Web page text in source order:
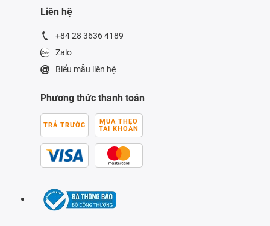
Liên hệ
+84 28 3636 4189
Zalo
Biểu mẫu liên hệ
Phương thức thanh toán
TRẢ TRƯỚC
MUA THEO
TÀI KHOẢN